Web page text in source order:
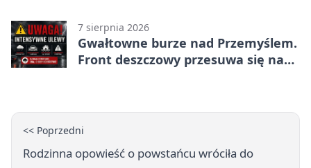
7 sierpnia 2026
Gwałtowne burze nad Przemyślem.
Front deszczowy przesuwa się na
<< Poprzedni
Rodzinna opowieść o powstańcu wróciła do